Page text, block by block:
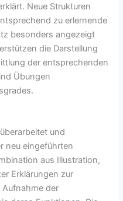
Neue Strukturen
zu erlernende
besonders angezeigt
die Darstellung
der entsprechenden
Übungen
und
neu eingeführten
aus Illustration,
Erklärungen zur
der